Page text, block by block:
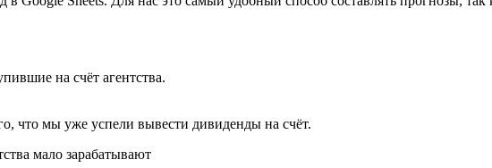
на счёт агентства.
что мы уже успели вывести дивиденды на счёт.